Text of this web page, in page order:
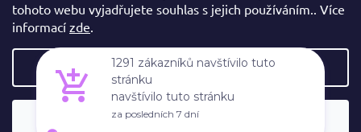
tohoto webu vyjadřujete souhlas s jejich používáním.. Více
informací zde.
Nastavení
Souhlasím
PŘIJÍMÁME ONLINE PLATBY
© 2026 zoberbatoh.cz. Všechna práva vyhrazena.
1291 zákazníků navštívilo tuto
stránku
navštívilo tuto stránku
za posledních 7 dní